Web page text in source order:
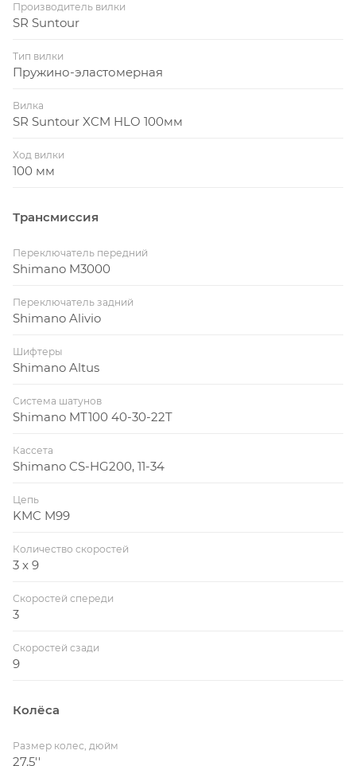
Производитель вилки
SR Suntour
Тип вилки
Пружино-эластомерная
Вилка
SR Suntour XCM HLO 100мм
Ход вилки
100 мм
Трансмиссия
Переключатель передний
Shimano M3000
Переключатель задний
Shimano Alivio
Шифтеры
Shimano Altus
Система шатунов
Shimano MT100 40-30-22T
Кассета
Shimano CS-HG200, 11-34
Цепь
KMC M99
Количество скоростей
3 x 9
Скоростей спереди
3
Скоростей сзади
9
Колёса
Размер колес, дюйм
27.5''